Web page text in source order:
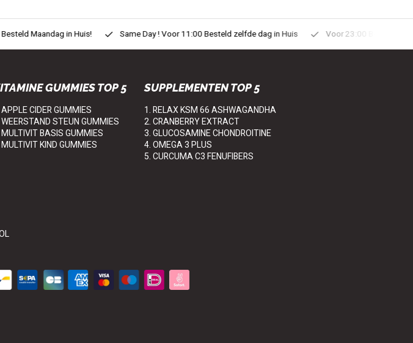
! Voor 11:00 Besteld zelfde dag in Huis Voor 23:00 Besteld Morgen in Huis! Gratis Verzonden
GUMMIES TOP 5
CIDER GUMMIES
STEUN GUMMIES
BASIS GUMMIES
KIND GUMMIES
SUPPLEMENTEN TOP 5
1. RELAX KSM 66 ASHWAGANDHA
2. CRANBERRY EXTRACT
3. GLUCOSAMINE CHONDROITINE
4. OMEGA 3 PLUS
5. CURCUMA C3 FENUFIBERS